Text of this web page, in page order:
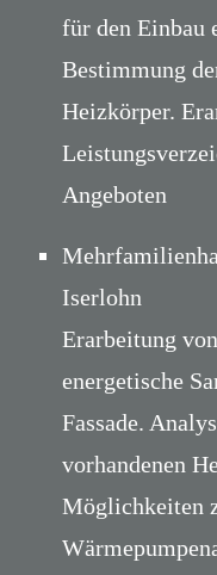
für den Einbau
Bestimmung
Heizkörper.
Angeboten
Iserlohn
Erarbeitung
energetische
Fassade.
vorhandenen
Möglichkeiten